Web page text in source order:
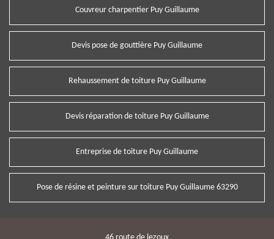
Couvreur charpentier Puy Guillaume
Devis pose de gouttière Puy Guillaume
Rehaussement de toiture Puy Guillaume
Devis réparation de toiture Puy Guillaume
Entreprise de toiture Puy Guillaume
Pose de résine et peinture sur toiture Puy Guillaume 63290